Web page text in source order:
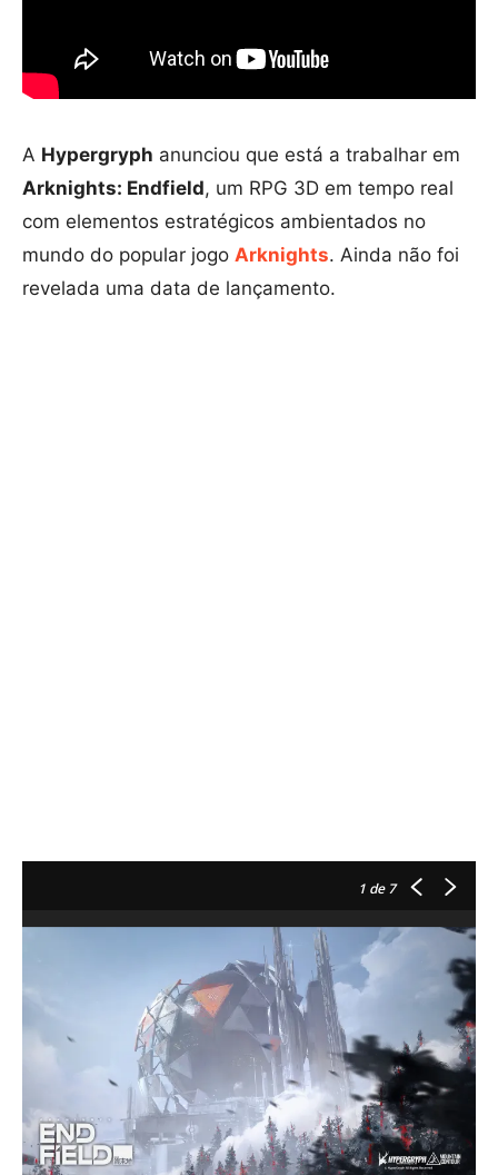
A Hypergryph anunciou que está a trabalhar em
Arknights: Endfield, um RPG 3D em tempo real
com elementos estratégicos ambientados no
mundo do popular jogo Arknights. Ainda não foi
revelada uma data de lançamento.
1 de 7